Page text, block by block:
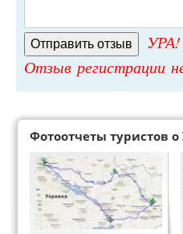
УРА!
Отзыв регистрации
Фотоотчеты туристов